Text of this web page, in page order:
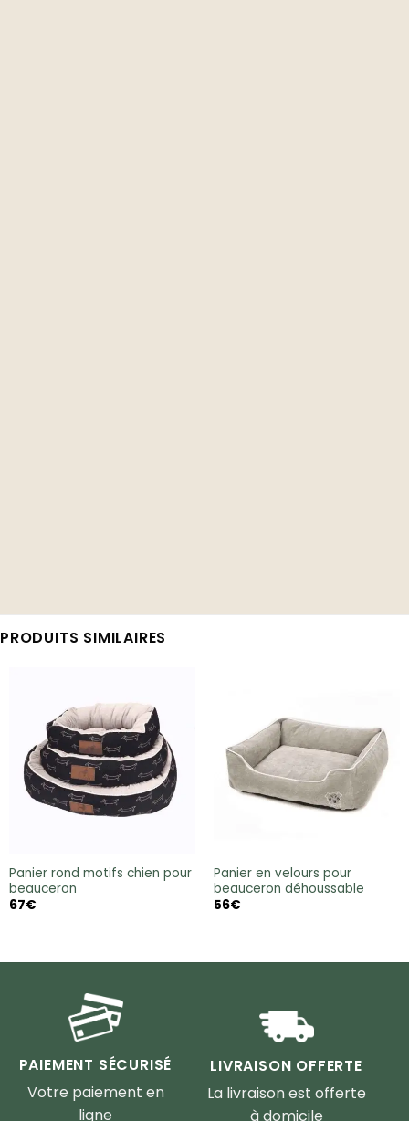
PRODUITS SIMILAIRES
Panier rond motifs chien pour
beauceron
67€
Panier en velours pour
beauceron déhoussable
56€
PAIEMENT SÉCURISÉ
Votre paiement en
ligne
LIVRAISON OFFERTE
La livraison est offerte
à domicile